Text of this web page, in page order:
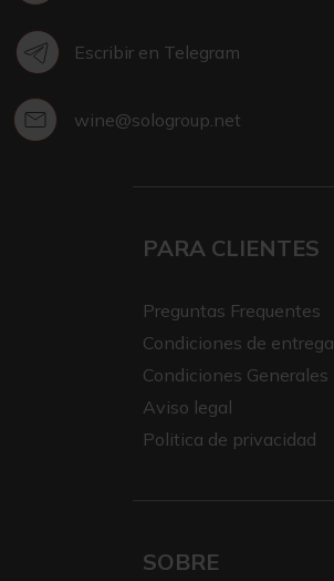
Escribir en Telegram
wine@sologroup.net
PARA CLIENTES
Preguntas Frequentes
Condiciones de entrega
Condiciones Generales
Aviso legal
Politica de privacidad
SOBRE